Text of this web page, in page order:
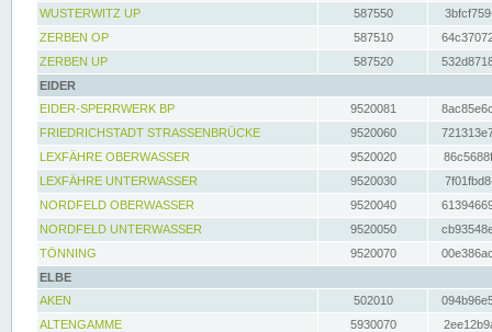
WUSTERWITZ UP
587550
ZERBEN OP
587510
ZERBEN UP
587520
EIDER
EIDER-SPERRWERK BP
9520081
FRIEDRICHSTADT STRASSENBRÜCKE
9520060
LEXFÄHRE OBERWASSER
9520020
LEXFÄHRE UNTERWASSER
9520030
NORDFELD OBERWASSER
9520040
NORDFELD UNTERWASSER
9520050
TÖNNING
9520070
ELBE
AKEN
502010
ALTENGAMME
5930070